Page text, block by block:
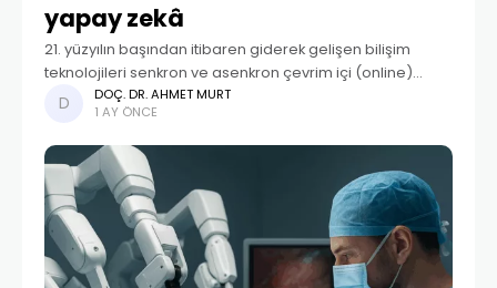
yapay zekâ
21. yüzyılın başından itibaren giderek gelişen bilişim
teknolojileri senkron ve asenkron çevrim içi (online)
öğrenme olanaklarının arttırarak öğrenenlerin zaman ve
mekândan bağımsız bilgiye erişimini kolaylaştırmış;
interaktif öğrenme yönetim sistemleri, video
DOÇ. DR. AHMET MURT
1 AY ÖNCE